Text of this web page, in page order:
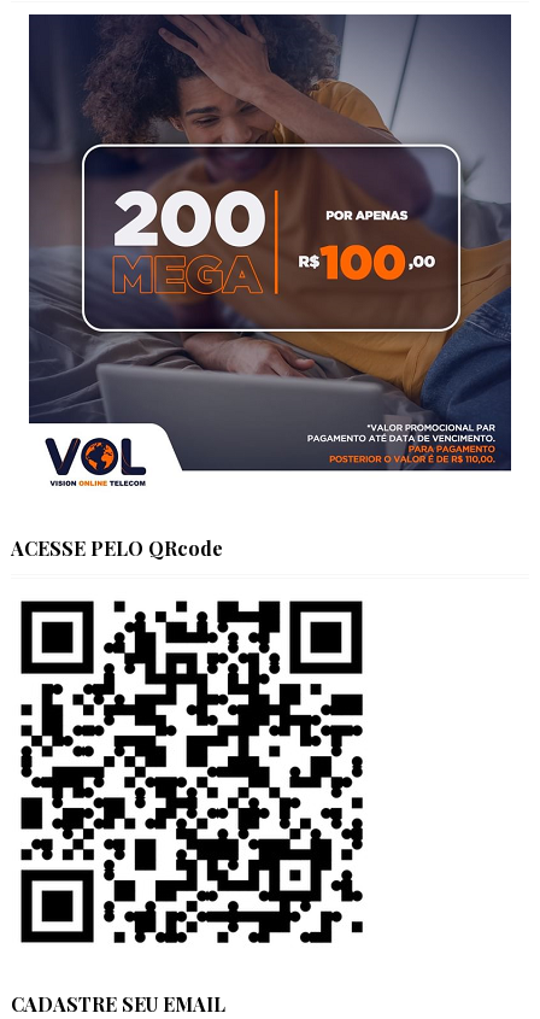
ACESSE PELO QRcode
CADASTRE SEU EMAIL